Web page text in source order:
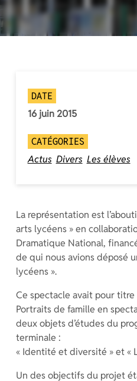
DATE
16 juin 2015
CATÉGORIES
Actus Divers Les élèves
La représentation est
arts lycéens » en
Dramatique National,
de qui nous avions déposé
lycéens ».
Ce spectacle avait pour
Portraits de famille en
deux objets d’études du
terminale :
« Identité et diversité » et «
Un des objectifs du projet